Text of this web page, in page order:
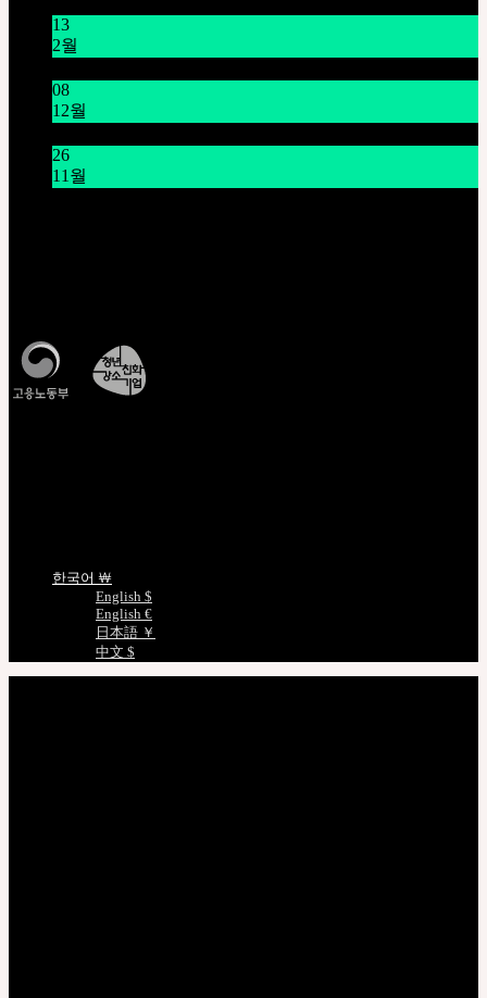
13
2월
08
12월
26
11월
한국어 ￦
English $
English €
日本語 ￥
中文 $